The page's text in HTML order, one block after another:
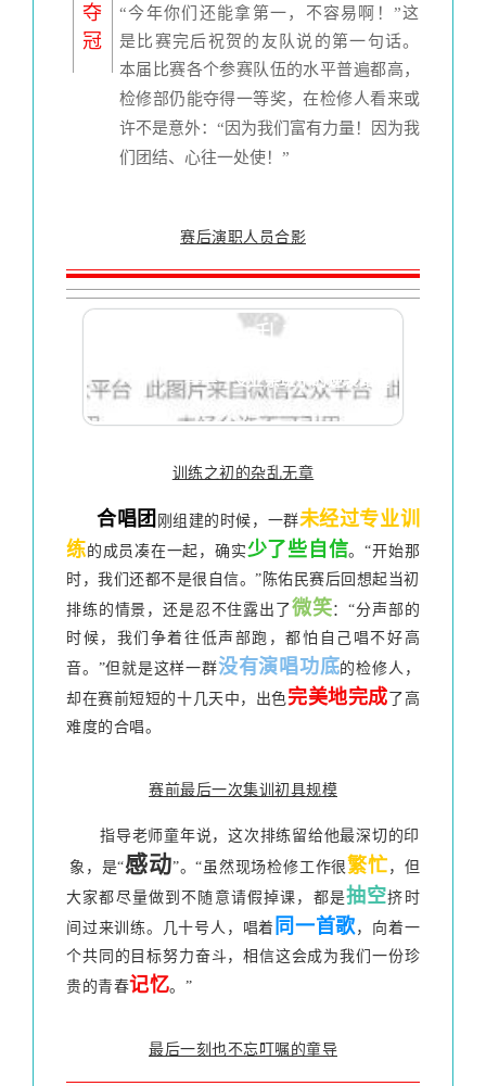
夺
冠
“今年你们还能拿第一，不容易啊！”这
是比赛完后祝贺的友队说的第一句话。
本届比赛各个参赛队伍的水平普遍都高，
检修部仍能夺得一等奖，在检修人看来或
许不是意外：“因为我们富有力量！
因为我
们团结、心往一处使！”
赛后演职人员合影
汉腔、跑调、乱节拍
——一支业余班子的逆袭路程
训练之初的杂乱无章
合唱团 刚组建的时候，一群未经过专业训
练的成员凑在一起，确实 少了些自信。“开始那
时，我们还都不是很自信。”陈佑民赛后回想起当初
排练的情景，还是忍不住露出了微笑：“分声部的
时候，我们争着往低声部跑，都怕自己唱不好高
音。”但就是这样一群没有演唱功底的检修人，
却在赛前短短的十几天中，出色完美地完成 了高
难度的合唱。
赛前最后一次集训初具规模
指导老师童年说，这次排练留给他最深切的印
象，是“感动”。“虽然现场检修工作很繁忙 ，但
大家都尽量做到不随意请假掉课，都是抽空挤时
间过来训练。几十号人，唱着 同一首歌 ，向着一
个共同的目标努力奋斗，相信这会成为我们一份珍
贵的青春记忆。”
最后一刻也不忘叮嘱的童导